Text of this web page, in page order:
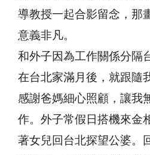
導教授一起合影留念，那
意義非凡。
和外子因為工作關係分隔
在台北家滿月後，就跟隨
感謝爸媽細心照顧，讓我
作。外子常假日搭機來金
著女兒回台北探望公婆。